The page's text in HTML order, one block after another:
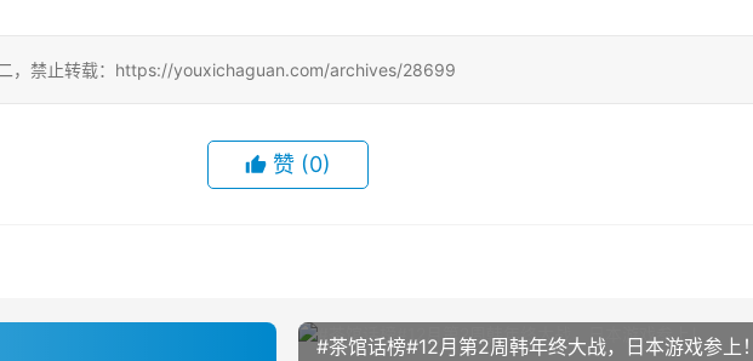
，禁止转载：https://youxichaguan.com/archives/28699
赞 (0)
#茶馆话榜#12月第2周韩年终大战，日本游戏参上